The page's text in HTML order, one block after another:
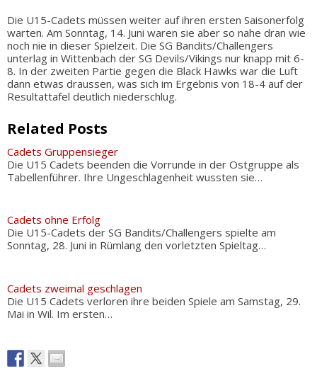
Die U15-Cadets müssen weiter auf ihren ersten Saisonerfolg
warten. Am Sonntag, 14. Juni waren sie aber so nahe dran wie
noch nie in dieser Spielzeit. Die SG Bandits/Challengers
unterlag in Wittenbach der SG Devils/Vikings nur knapp mit 6-
8. In der zweiten Partie gegen die Black Hawks war die Luft
dann etwas draussen, was sich im Ergebnis von 18-4 auf der
Resultattafel deutlich niederschlug.
Related Posts
Cadets Gruppensieger
Die U15 Cadets beenden die Vorrunde in der Ostgruppe als
Tabellenführer. Ihre Ungeschlagenheit wussten sie…
Cadets ohne Erfolg
Die U15-Cadets der SG Bandits/Challengers spielte am
Sonntag, 28. Juni in Rümlang den vorletzten Spieltag…
Cadets zweimal geschlagen
Die U15 Cadets verloren ihre beiden Spiele am Samstag, 29.
Mai in Wil. Im ersten…